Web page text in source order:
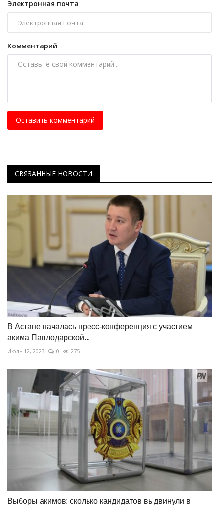
Электронная почта
Комментарий
Оставить комментарий
СВЯЗАННЫЕ НОВОСТИ
В Астане началась пресс-конференция с участием
акима Павлодарской...
Июль 12, 2023 0 275
Выборы акимов: сколько кандидатов выдвинули в